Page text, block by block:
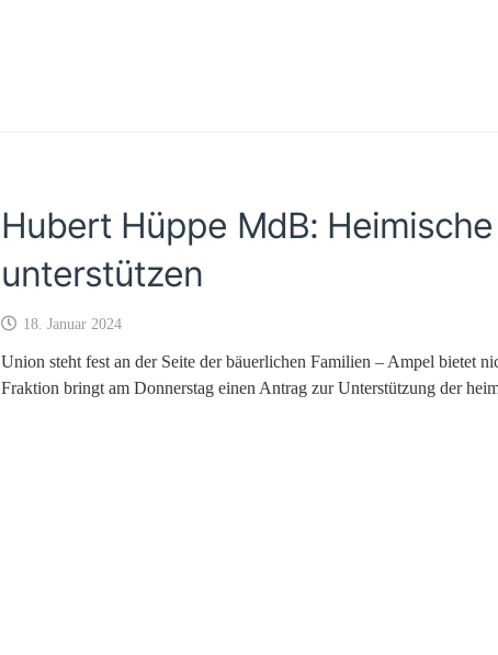
Hubert Hüppe MdB:
unterstützen
18. Januar 2024
Union steht fest an der Seite der bäuerlichen Familien – Ampel bietet
Fraktion bringt am Donnerstag einen Antrag zur Unterstützung der